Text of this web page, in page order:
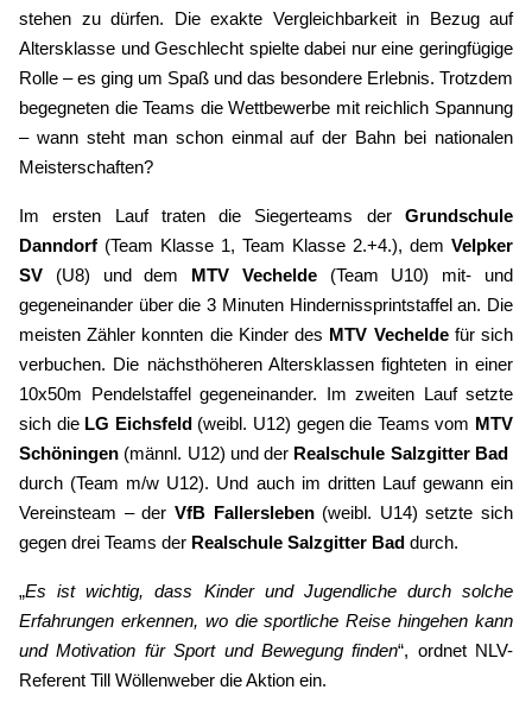
stehen zu dürfen. Die exakte Vergleichbarkeit in Bezug auf
Altersklasse und Geschlecht spielte dabei nur eine geringfügige
Rolle – es ging um Spaß und das besondere Erlebnis. Trotzdem
begegneten die Teams die Wettbewerbe mit reichlich Spannung
– wann steht man schon einmal auf der Bahn bei nationalen
Meisterschaften?
Im ersten Lauf traten die Siegerteams der Grundschule
Danndorf (Team Klasse 1, Team Klasse 2.+4.), dem Velpker
SV (U8) und dem MTV Vechelde(Team U10) mit- und
gegeneinander über die 3 Minuten Hindernissprintstaffel an. Die
meisten Zähler konnten die Kinder des MTV Vecheldefür sich
verbuchen. Die nächsthöheren Altersklassen fighteten in einer
10x50m Pendelstaffel gegeneinander. Im zweiten Lauf setzte
sich die LG Eichsfeld(weibl. U12) gegen die Teams vom MTV
Schöningen (männl. U12) und der Realschule Salzgitter Bad
durch (Team m/w U12). Und auch im dritten Lauf gewann ein
Vereinsteam – der VfB Fallersleben (weibl. U14) setzte sich
gegen drei Teams der Realschule Salzgitter Bad durch.
„Es ist wichtig, dass Kinder und Jugendliche durch solche
Erfahrungen erkennen, wo die sportliche Reise hingehen kann
und Motivation für Sport und Bewegung finden“, ordnet NLV-
Referent Till Wöllenweber die Aktion ein.